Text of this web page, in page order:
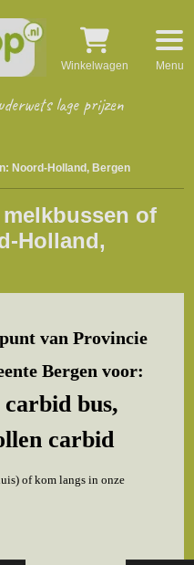
lage prijzen
Winkelwagen Menu
Noord-Holland, Bergen
of
Holland,
van Provincie
Bergen voor:
bus,
carbid
of kom langs in onze